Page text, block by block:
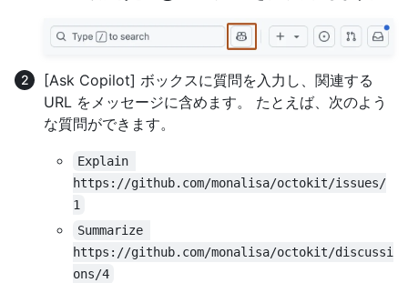
[Ask Copilot] ボックスに質問を入力し、関連する
URL をメッセージに含めます。 たとえば、次のよう
な質問ができます。
Explain
https://github.com/monalisa/octokit/issues/
1
Summarize
https://github.com/monalisa/octokit/discussi
ons/4